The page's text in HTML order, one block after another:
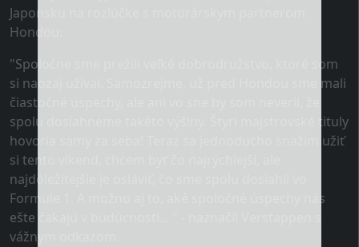
Japonsku na rozlúčke s motorárskym partnerom
Hondou:
"Spoločne sme prežili veľké dobrodružstvo, ktoré som
si naozaj užíval. Samozrejme, už pred Hondou sme mali
čiastočné úspechy, ale ani vo sne by som neveril, že
spolu dosiahneme takéto výšiny. Štyri majstrovské tituly
hovoria samy za seba! Teraz sa jednoducho snažím užiť
si tento víkend, chcem byť čo najrýchlejší, ale
najdôležitejšie je osláviť, čo sme spolu dosiahli vo
Formule 1. A možno aj to, aké spoločné úspechy nás
ešte čakajú v budúcnosti... " - naznačil Verstappen s
vážnym odkazom.